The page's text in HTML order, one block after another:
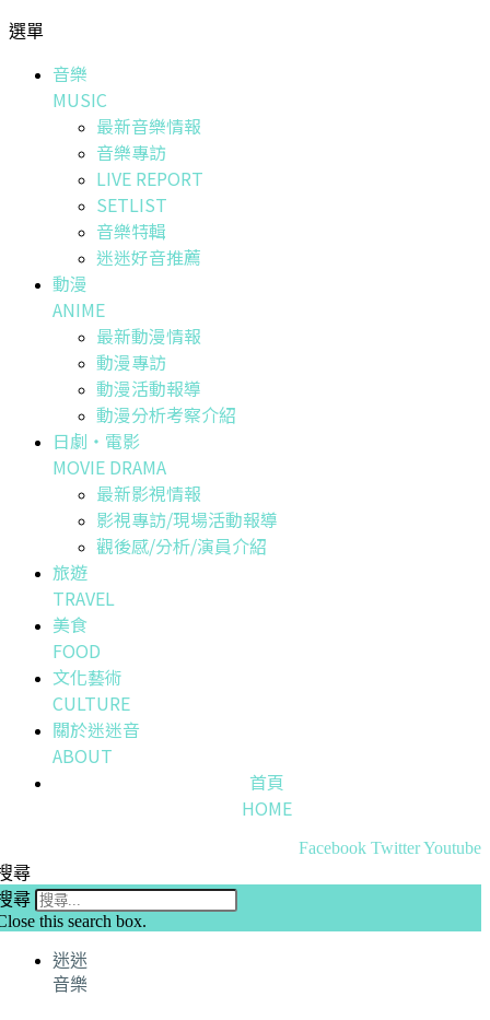
選單
音樂
MUSIC
最新音樂情報
音樂專訪
LIVE REPORT
SETLIST
音樂特輯
迷迷好音推薦
動漫
ANIME
最新動漫情報
動漫專訪
動漫活動報導
動漫分析考察介紹
日劇・電影
MOVIE DRAMA
最新影視情報
影視專訪/現場活動報導
觀後感/分析/演員介紹
旅遊
TRAVEL
美食
FOOD
文化藝術
CULTURE
關於迷迷音
ABOUT
首頁
HOME
Facebook TwitterYoutube
尋
尋
this search box.
迷迷
音樂